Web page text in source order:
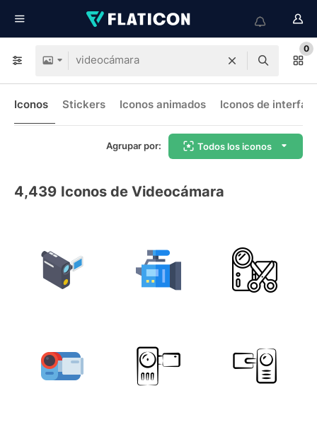
0
Iconos Stickers Iconos animados Iconos de interfaz
Agrupar por: Todos los iconos
4,439 Iconos de Videocámara